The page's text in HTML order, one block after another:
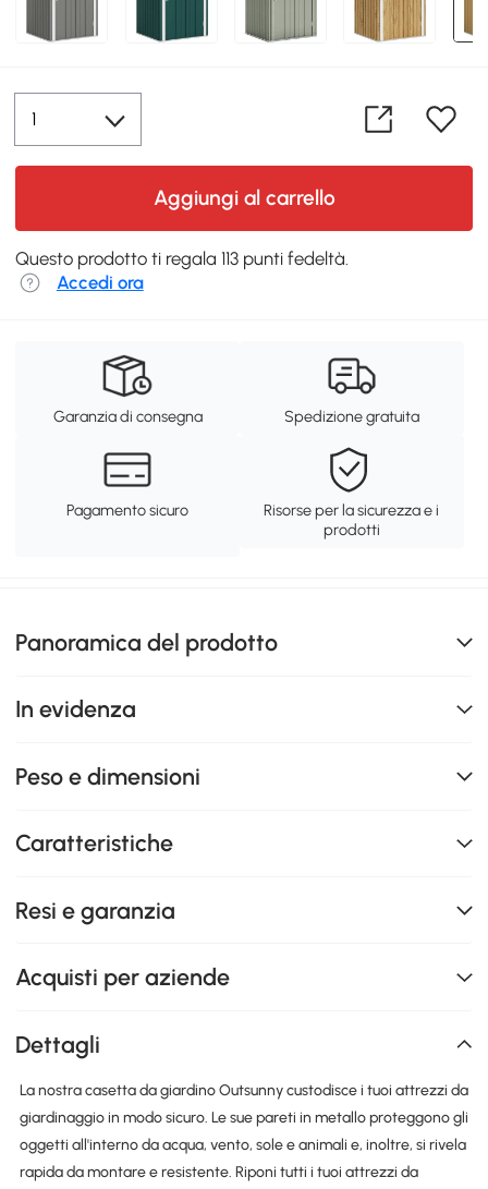
Aggiungi al carrello
Questo prodotto ti regala 113 punti fedeltà.
Accedi ora
Garanzia di consegna Spedizione gratuita
Pagamento sicuro
Risorse per la sicurezza e i
prodotti
Panoramica del prodotto
In evidenza
Peso e dimensioni
Caratteristiche
Resi e garanzia
Acquisti per aziende
Dettagli
La nostra casetta da giardino Outsunny custodisce i tuoi attrezzi da
giardinaggio in modo sicuro. Le sue pareti in metallo proteggono gli
oggetti all'interno da acqua, vento, sole e animali e, inoltre, si rivela
rapida da montare e resistente. Riponi tutti i tuoi attrezzi da